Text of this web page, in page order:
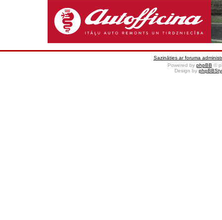
Sazināties ar foruma
Powered by phpBB ©
Design by